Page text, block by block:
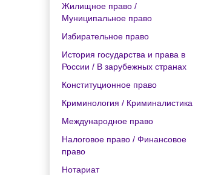
Жилищное право /
Муниципальное право
Избирательное право
История государства и права в
России / В зарубежных странах
Конституционное право
Криминология / Криминалистика
Международное право
Налоговое право / Финансовое
право
Нотариат